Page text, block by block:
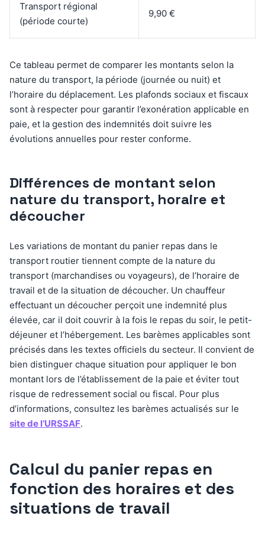
Transport régional
(période courte)
9,90 €
Ce tableau permet de comparer les montants selon la
nature du transport, la période (journée ou nuit) et
l’horaire du déplacement. Les plafonds sociaux et fiscaux
sont à respecter pour garantir l’exonération applicable en
paie, et la gestion des indemnités doit suivre les
évolutions annuelles pour rester conforme.
Différences de montant selon
nature du transport, horaire et
découcher
Les variations de montant du panier repas dans le
transport routier tiennent compte de la nature du
transport (marchandises ou voyageurs), de l’horaire de
travail et de la situation de découcher. Un chauffeur
effectuant un découcher perçoit une indemnité plus
élevée, car il doit couvrir à la fois le repas du soir, le petit-
déjeuner et l’hébergement. Les barèmes applicables sont
précisés dans les textes officiels du secteur. Il convient de
bien distinguer chaque situation pour appliquer le bon
montant lors de l’établissement de la paie et éviter tout
risque de redressement social ou fiscal. Pour plus
d’informations, consultez les barèmes actualisés sur le
site de l’URSSAF.
Calcul du panier repas en
fonction des horaires et des
situations de travail